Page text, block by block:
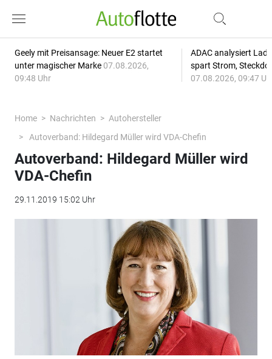
Geely mit Preisansage: Neuer E2 startet
unter magischer Marke 07.08.2026,
09:48 Uhr
ADAC analysiert
spart Strom,
07.08.2026, 09:47
Home Nachrichten
Autohersteller
Autoverband: Hildegard Müller wird VDA-Chefin
Autoverband: Hildegard Müller wird
VDA-Chefin
29.11.2019 15:02 Uhr